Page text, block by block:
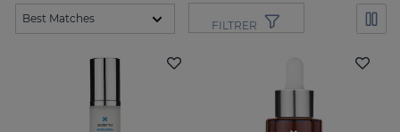
FILTRER